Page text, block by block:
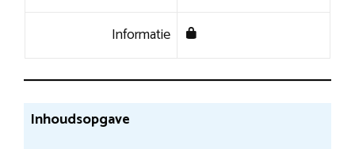
Informatie
Inhoudsopgave